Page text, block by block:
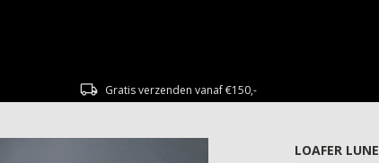
Gratis verzenden vanaf €150,-
LOAFER LUNE